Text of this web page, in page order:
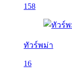
158
ทัวร์พม่า
16